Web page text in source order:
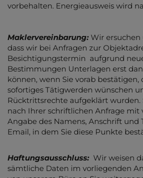
vorbehalten. Energieausweis wird
Maklervereinbarung: Wir ersuchen
dass wir bei Anfragen zur
Besichtigungstermin aufgrund
Bestimmungen Unterlagen erst
können, wenn Sie vorab bestätigen,
sofortiges Tätigwerden wünschen
Rücktrittsrechte aufgeklärt wurden.
nach Ihrer schriftlichen Anfrage mit
Angabe des Namens, Anschrift und
Email, in dem Sie diese Punkte
Haftungsausschluss: Wir weisen
sämtliche Daten im vorliegenden